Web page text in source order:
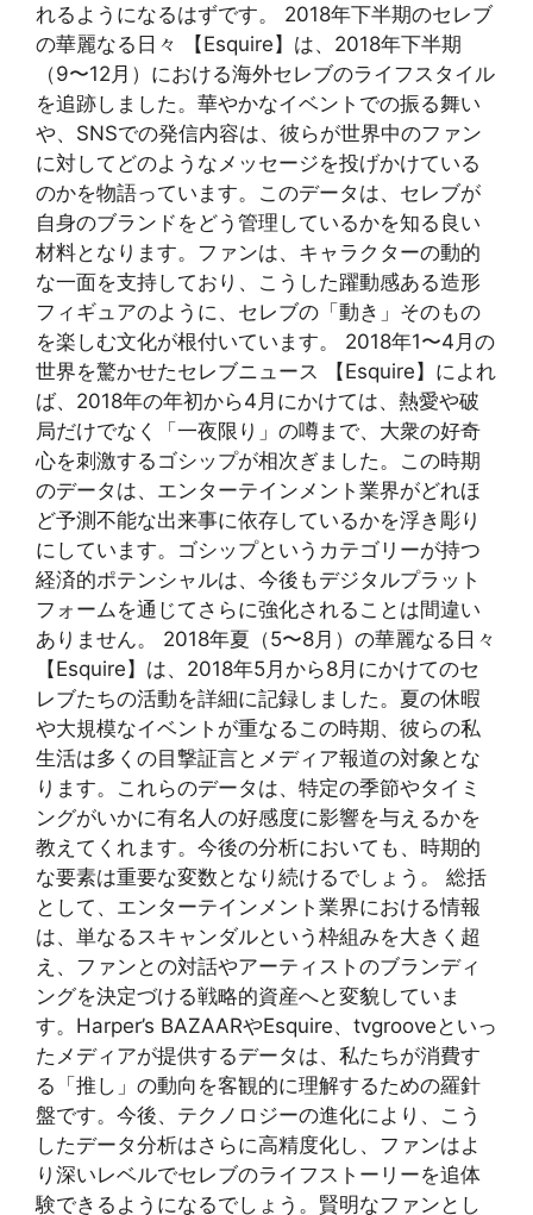
れるようになるはずです。 2018年下半期のセレブ
の華麗なる日々 【Esquire】は、2018年下半期
（9〜12月）における海外セレブのライフスタイル
を追跡しました。華やかなイベントでの振る舞い
や、SNSでの発信内容は、彼らが世界中のファン
に対してどのようなメッセージを投げかけている
のかを物語っています。このデータは、セレブが
自身のブランドをどう管理しているかを知る良い
材料となります。ファンは、キャラクターの動的
な一面を支持しており、こうした躍動感ある造形
フィギュアのように、セレブの「動き」そのもの
を楽しむ文化が根付いています。 2018年1〜4月の
世界を驚かせたセレブニュース 【Esquire】によれ
ば、2018年の年初から4月にかけては、熱愛や破
局だけでなく「一夜限り」の噂まで、大衆の好奇
心を刺激するゴシップが相次ぎました。この時期
のデータは、エンターテインメント業界がどれほ
ど予測不能な出来事に依存しているかを浮き彫り
にしています。ゴシップというカテゴリーが持つ
経済的ポテンシャルは、今後もデジタルプラット
フォームを通じてさらに強化されることは間違い
ありません。 2018年夏（5〜8月）の華麗なる日々
【Esquire】は、2018年5月から8月にかけてのセ
レブたちの活動を詳細に記録しました。夏の休暇
や大規模なイベントが重なるこの時期、彼らの私
生活は多くの目撃証言とメディア報道の対象とな
ります。これらのデータは、特定の季節やタイミ
ングがいかに有名人の好感度に影響を与えるかを
教えてくれます。今後の分析においても、時期的
な要素は重要な変数となり続けるでしょう。 総括
として、エンターテインメント業界における情報
は、単なるスキャンダルという枠組みを大きく超
え、ファンとの対話やアーティストのブランディ
ングを決定づける戦略的資産へと変貌していま
す。Harper’s BAZAARやEsquire、tvgrooveといっ
たメディアが提供するデータは、私たちが消費す
る「推し」の動向を客観的に理解するための羅針
盤です。今後、テクノロジーの進化により、こう
したデータ分析はさらに高精度化し、ファンはよ
り深いレベルでセレブのライフストーリーを追体
験できるようになるでしょう。賢明なファンとし